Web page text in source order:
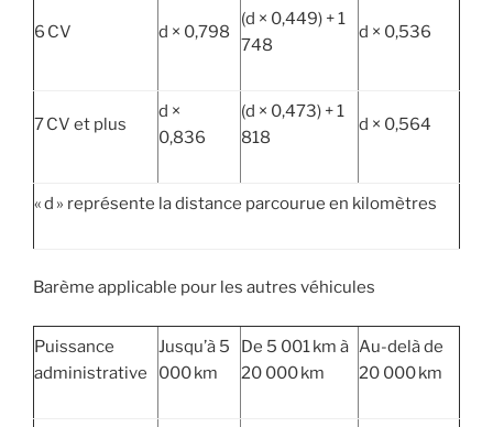
6 CV d × 0,798
(d × 0,449) + 1
748
d × 0,536
7 CV et plus
d ×
0,836
(d × 0,473) + 1
818
d × 0,564
« d » représente la distance parcourue en kilomètres
Barème applicable pour les autres véhicules
Puissance
administrative
Jusqu’à 5
000 km
De 5 001 km à
20 000 km
Au-delà de
20 000 km